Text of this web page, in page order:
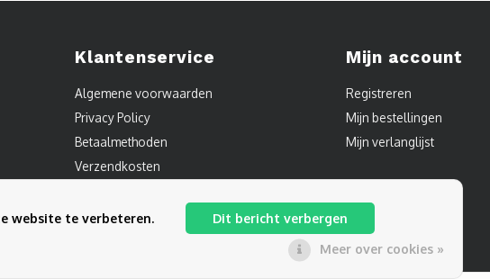
Klantenservice
Algemene voorwaarden
Privacy Policy
Betaalmethoden
Verzendkosten
Sitemap
Mijn account
Registreren
Mijn bestellingen
Mijn verlanglijst
website te verbeteren. Dit bericht verbergen
Meer over cookies »